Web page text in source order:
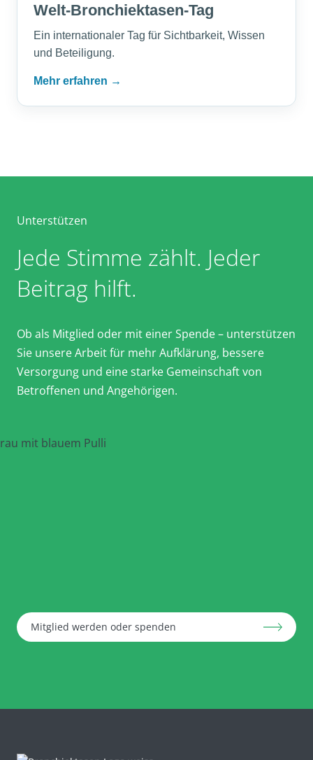
Welt-Bronchiektasen-Tag
Ein internationaler Tag für Sichtbarkeit, Wissen
und Beteiligung.
Mehr erfahren →
Unterstützen
Jede Stimme zählt. Jeder
Beitrag hilft.
Ob als Mitglied oder mit einer Spende – unterstützen
Sie unsere Arbeit für mehr Aufklärung, bessere
Versorgung und eine starke Gemeinschaft von
Betroffenen und Angehörigen.
Mitglied werden oder spenden